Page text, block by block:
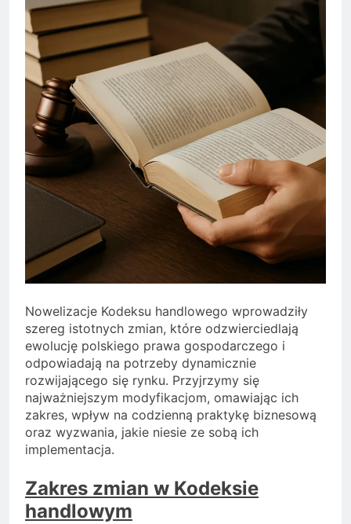
Nowelizacje Kodeksu handlowego wprowadziły
szereg istotnych zmian, które odzwierciedlają
ewolucję polskiego prawa gospodarczego i
odpowiadają na potrzeby dynamicznie
rozwijającego się rynku. Przyjrzymy się
najważniejszym modyfikacjom, omawiając ich
zakres, wpływ na codzienną praktykę biznesową
oraz wyzwania, jakie niesie ze sobą ich
implementacja.
Zakres zmian w Kodeksie
handlowym